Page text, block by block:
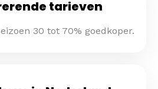
tarieven
30 tot 70% goedkoper.